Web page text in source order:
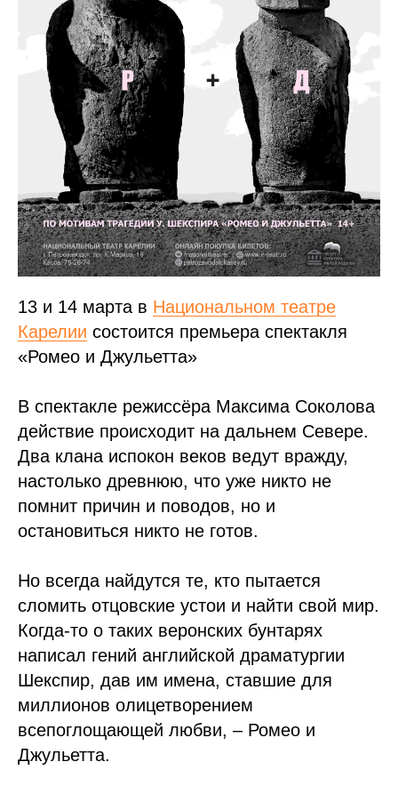
13 и 14 марта в Национальном театре
Карелии состоится премьера спектакля
«Ромео и Джульетта»
В спектакле режиссёра Максима Соколова
действие происходит на дальнем Севере.
Два клана испокон веков ведут вражду,
настолько древнюю, что уже никто не
помнит причин и поводов, но и
остановиться никто не готов.
Но всегда найдутся те, кто пытается
сломить отцовские устои и найти свой мир.
Когда-то о таких веронских бунтарях
написал гений английской драматургии
Шекспир, дав им имена, ставшие для
миллионов олицетворением
всепоглощающей любви, – Ромео и
Джульетта.